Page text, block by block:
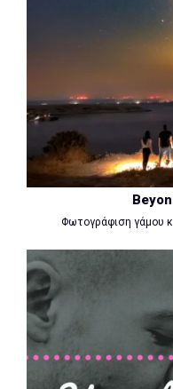
Φωτογράφιση γάμου